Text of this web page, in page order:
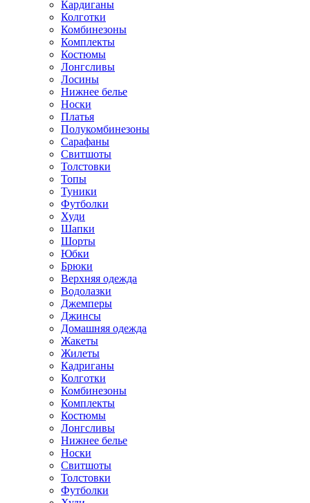
Кардиганы
Колготки
Комбинезоны
Комплекты
Костюмы
Лонгсливы
Лосины
Нижнее белье
Носки
Платья
Полукомбинезоны
Сарафаны
Свитшоты
Толстовки
Топы
Туники
Футболки
Худи
Шапки
Шорты
Юбки
Брюки
Верхняя одежда
Водолазки
Джемперы
Джинсы
Домашняя одежда
Жакеты
Жилеты
Кадриганы
Колготки
Комбинезоны
Комплекты
Костюмы
Лонгсливы
Нижнее белье
Носки
Свитшоты
Толстовки
Футболки